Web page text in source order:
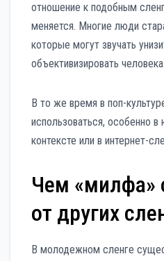
отношение к подобным
меняется. Многие люди
которые могут звучать
объективизировать человека.
В то же время в поп-
использоваться, особенно
контексте или в интернет-
Чем «милфа»
от других
В молодежном сленге